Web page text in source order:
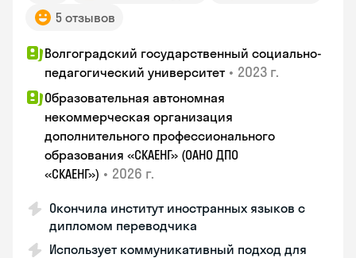
5 отзывов
Волгоградский государственный социально-
педагогический университет • 2023 г.
Образовательная автономная
некоммерческая организация
дополнительного профессионального
образования «СКАЕНГ» (ОАНО ДПО
«СКАЕНГ») • 2026 г.
Окончила институт иностранных языков с
дипломом переводчика
Использует коммуникативный подход для